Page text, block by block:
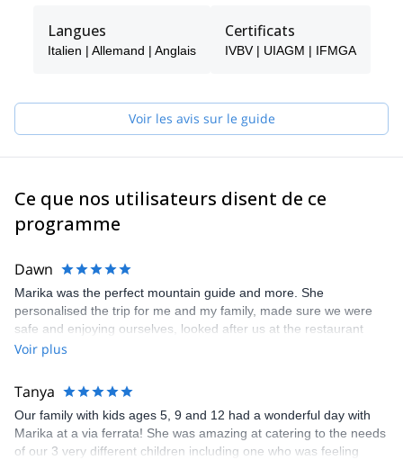
les Dolomites, la vallée de Sarca, les vulcans de Sizialian, la
région d'Ortles Cevedale et la Sardaigne.
Langues
Italien | Allemand | Anglais
Certificats
IVBV | UIAGM | IFMGA
Voir les avis sur le guide
Ce que nos utilisateurs disent de ce
programme
Dawn
Marika was the perfect mountain guide and more. She
personalised the trip for me and my family, made sure we were
safe and enjoying ourselves, looked after us at the restaurant
refuges, running ahead to grab a table, translating the menu and
Voir plus
Tanya
Our family with kids ages 5, 9 and 12 had a wonderful day with
Marika at a via ferrata! She was amazing at catering to the needs
of our 3 very different children including one who was feeling